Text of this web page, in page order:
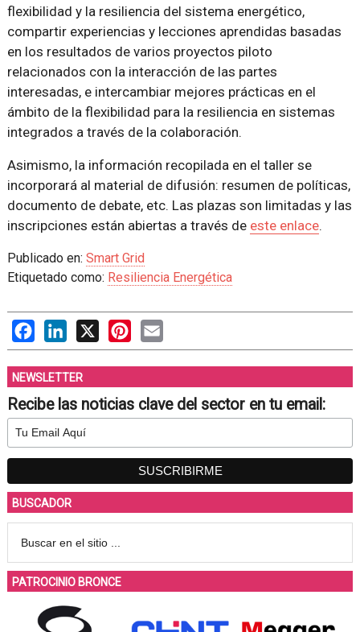
flexibilidad y la resiliencia del sistema energético,
compartir experiencias y lecciones aprendidas basadas
en los resultados de varios proyectos piloto
relacionados con la interacción de las partes
interesadas, e intercambiar mejores prácticas en el
ámbito de la flexibilidad para la resiliencia en sistemas
integrados a través de la colaboración.
Asimismo, la información recopilada en el taller se
incorporará al material de difusión: resumen de políticas,
documento de debate, etc. Las plazas son limitadas y las
inscripciones están abiertas a través de este enlace.
Publicado en: Smart Grid
Etiquetado como: Resiliencia Energética
FacebookLinkedIn
X PinterestEmail
NEWSLETTER
Recibe las noticias clave del sector en tu email:
BUSCADOR
PATROCINIO BRONCE